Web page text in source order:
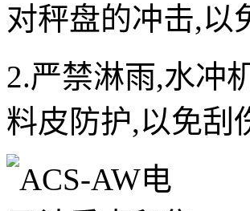
对秤盘的冲击,以
2.严禁淋雨,水冲
料皮防护,以免刮